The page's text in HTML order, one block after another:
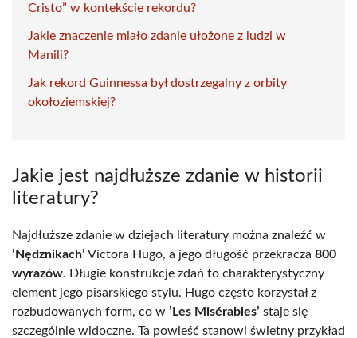
Cristo” w kontekście rekordu?
Jakie znaczenie miało zdanie ułożone z ludzi w
Manili?
Jak rekord Guinnessa był dostrzegalny z orbity
okołoziemskiej?
Jakie jest najdłuższe zdanie w historii
literatury?
Najdłuższe zdanie w dziejach literatury można znaleźć w
’Nędznikach’ Victora Hugo, a jego długość przekracza 800
wyrazów. Długie konstrukcje zdań to charakterystyczny
element jego pisarskiego stylu. Hugo często korzystał z
rozbudowanych form, co w ’Les Misérables’ staje się
szczególnie widoczne. Ta powieść stanowi świetny przykład